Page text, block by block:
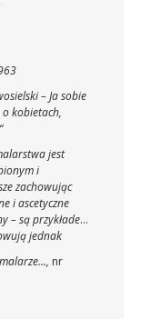
– Ja sobie
kobietach,
jest
i
zachowując
i ascetyczne
– są przykładem
jednak
nr